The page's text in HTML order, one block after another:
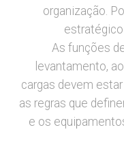
organização.
As funções
levantamento,
cargas devem
as regras que
e os